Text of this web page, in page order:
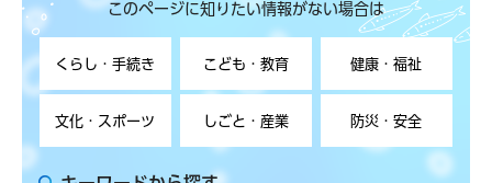
このページに知りたい情報がない場合は
くらし・手続き こども・教育 健康・福祉
文化・スポーツ しごと・産業 防災・安全